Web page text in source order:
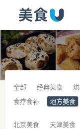
全部 经典美食
食疗食补
地方美食
北京美食 天津美食